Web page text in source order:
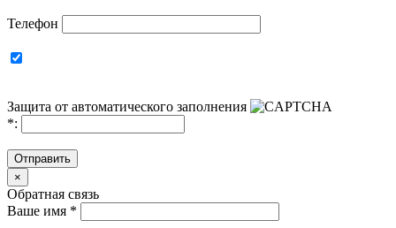
Телефон
Защита от автоматического заполнения
*:
Отправить
×
Обратная связь
Ваше имя *